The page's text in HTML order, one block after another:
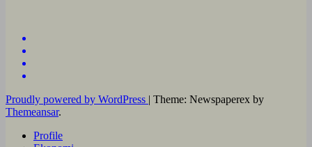
Proudly powered by WordPress | Theme: Newspaperex by
Themeansar.
Profile